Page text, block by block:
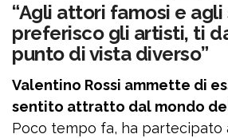
“Agli attori famosi e
preferisco gli artisti, ti
punto di vista diverso”
Valentino Rossi ammette di
sentito attratto dal mondo
Poco tempo fa, ha partecipato